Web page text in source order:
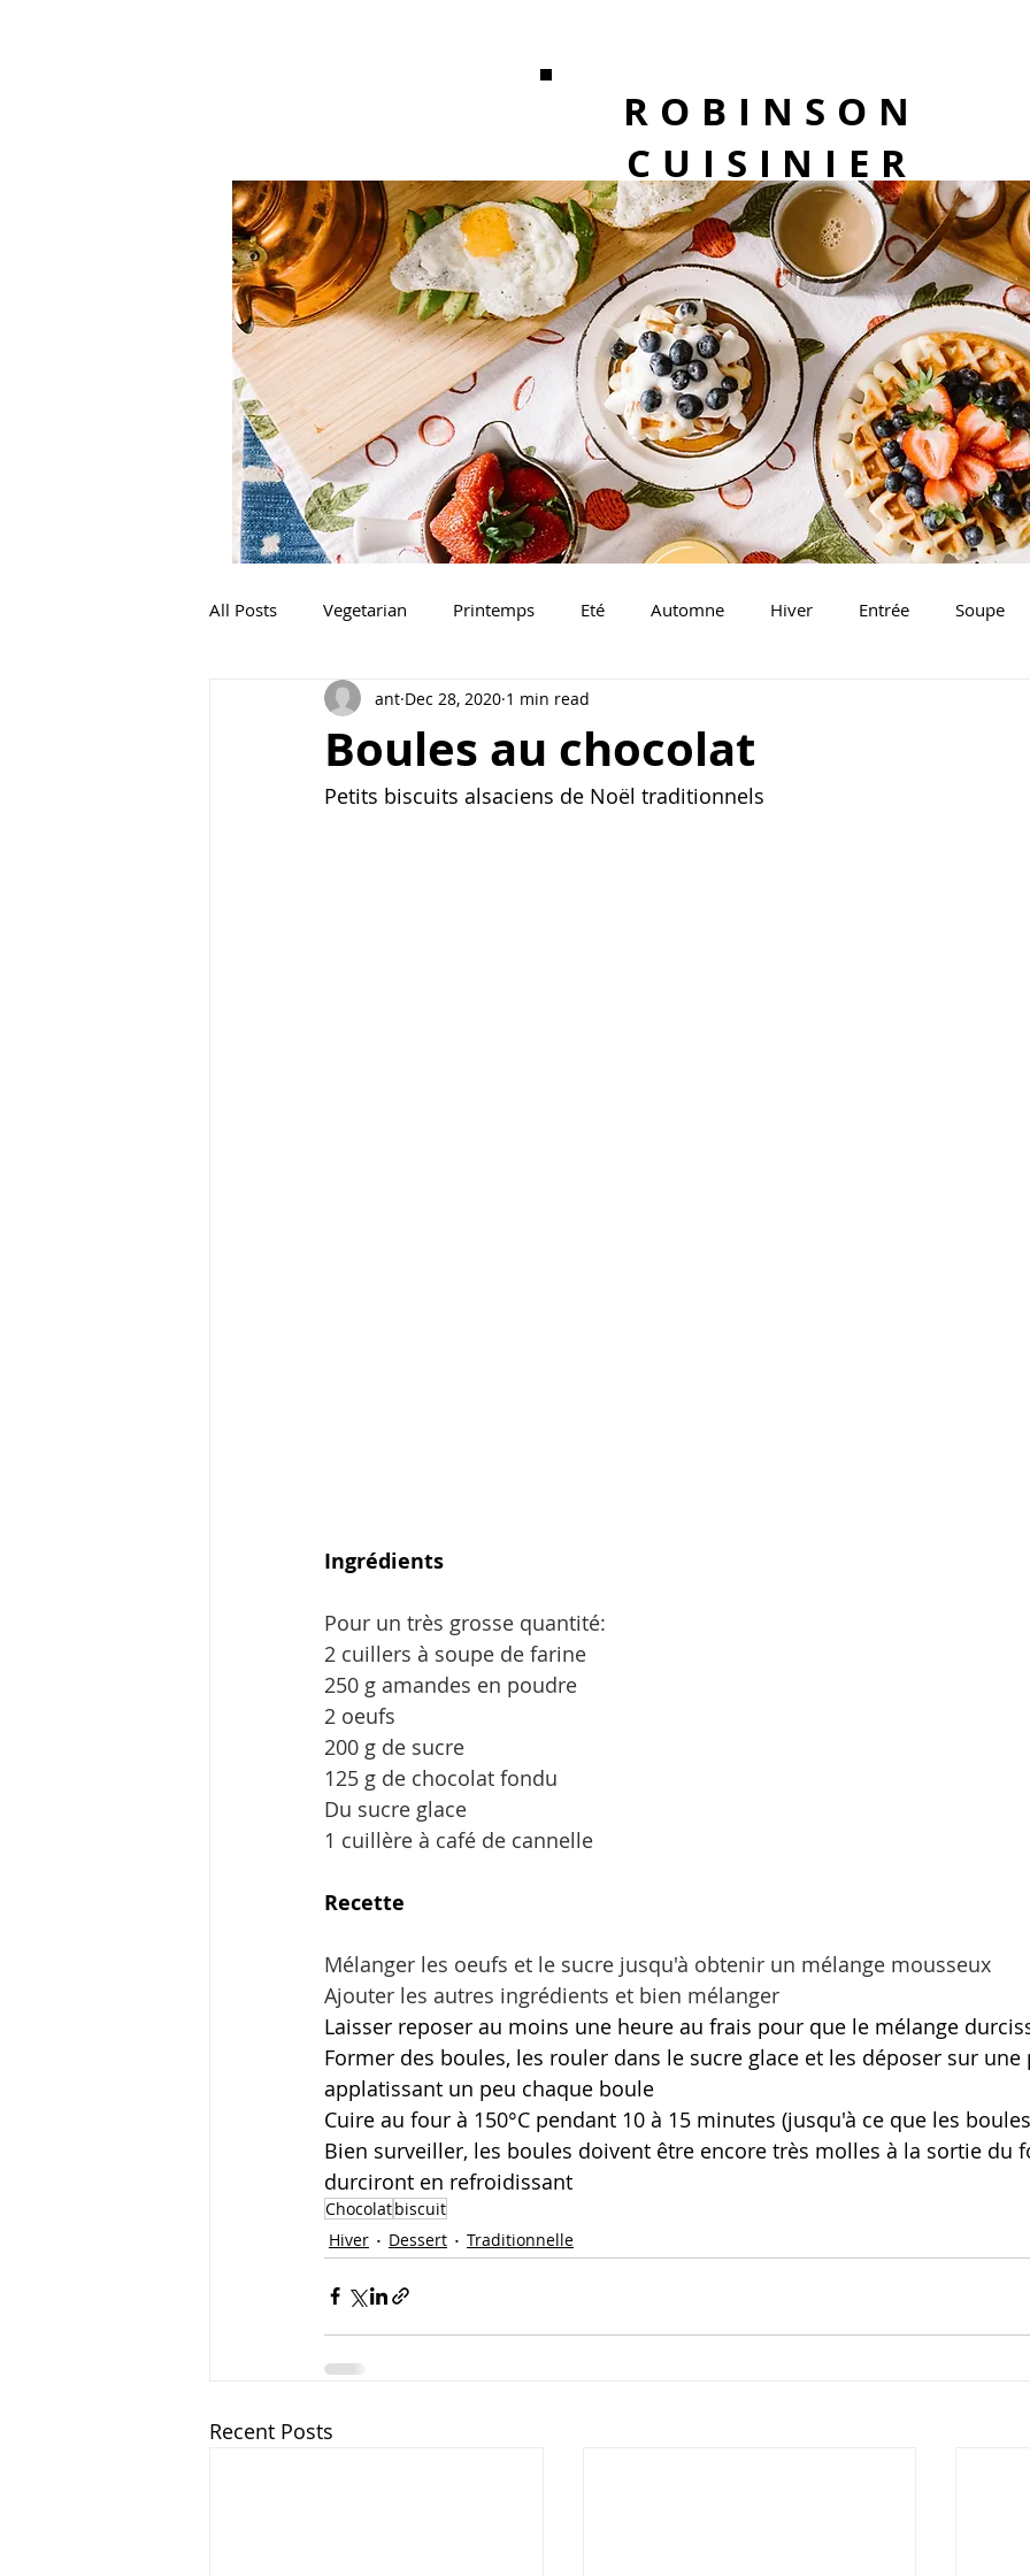
ROBINSON
CUISINIER
All Posts Vegetarian Printemps Eté Automne Hiver Entrée Soupe
Apéritif Brunch Traditionnelle
Accompagnement Indien Grec
Boules au chocolat
ant Dec 28, 2020 1 min read
Petits biscuits alsaciens de Noël traditionnels
Ingrédients
Pour un très grosse quantité:
2 cuillers à soupe de farine
250 g amandes en poudre
2 oeufs
200 g de sucre
125 g de chocolat fondu
Du sucre glace
1 cuillère à café de cannelle
Recette
Mélanger les oeufs et le sucre jusqu'à obtenir un mélange mousseux
Ajouter les autres ingrédients et bien mélanger
Laisser reposer au moins une heure au frais pour que le mélange
Former des boules, les rouler dans le sucre glace et les déposer sur une
applatissant un peu chaque boule
Cuire au four à 150°C pendant 10 à 15 minutes (jusqu'à ce que les
Bien surveiller, les boules doivent être encore très molles à la sortie du
durciront en refroidissant
Chocolatbiscuit
Hiver
Dessert Traditionnelle
Recent Posts